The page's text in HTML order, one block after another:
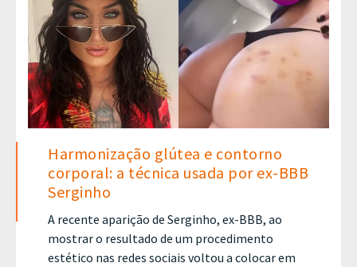
Harmonização glútea e contorno
corporal: a técnica usada por ex-BBB
Serginho
A recente aparição de Serginho, ex-BBB, ao
mostrar o resultado de um procedimento
estético nas redes sociais voltou a colocar em